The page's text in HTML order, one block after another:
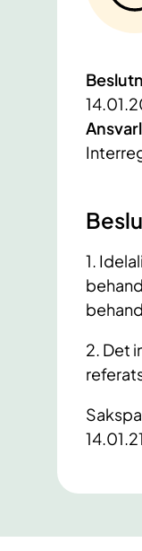
1.
2. Det